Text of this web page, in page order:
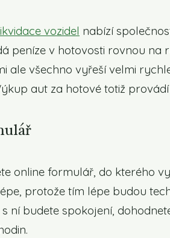
vozidel nabízí
peníze v hotovosti rovnou na
ale všechno vyřeší velmi
aut za hotové totiž provádí
online formulář, do kterého
protože tím lépe budou
ní budete spokojení,